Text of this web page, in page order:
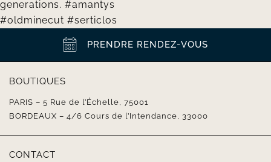
PRENDRE RENDEZ-VOUS
BOUTIQUES
PARIS – 5 Rue de l’Échelle, 75001
BORDEAUX – 4/6 Cours de l’Intendance, 33000
CONTACT